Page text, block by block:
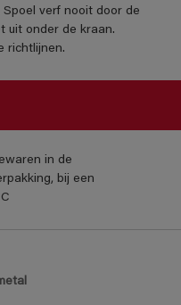
verf nooit door de
uit onder de kraan.
richtlijnen.
in de
bij een